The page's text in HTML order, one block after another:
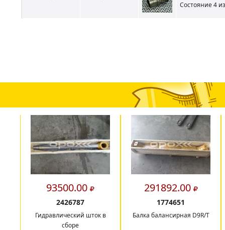
Состояние 4
93500.00
2426787
Гидравлический шток в
сборе
291892.00
1774651
Балка балансирная D9R/T